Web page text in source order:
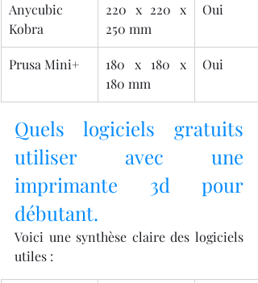
Anycubic
Kobra
220 x 220 x
250 mm
Oui
Prusa Mini+
180 x 180 x
180 mm
Oui
Quels logiciels gratuits
utiliser avec une
imprimante 3d pour
débutant.
Voici une synthèse claire des logiciels
utiles :